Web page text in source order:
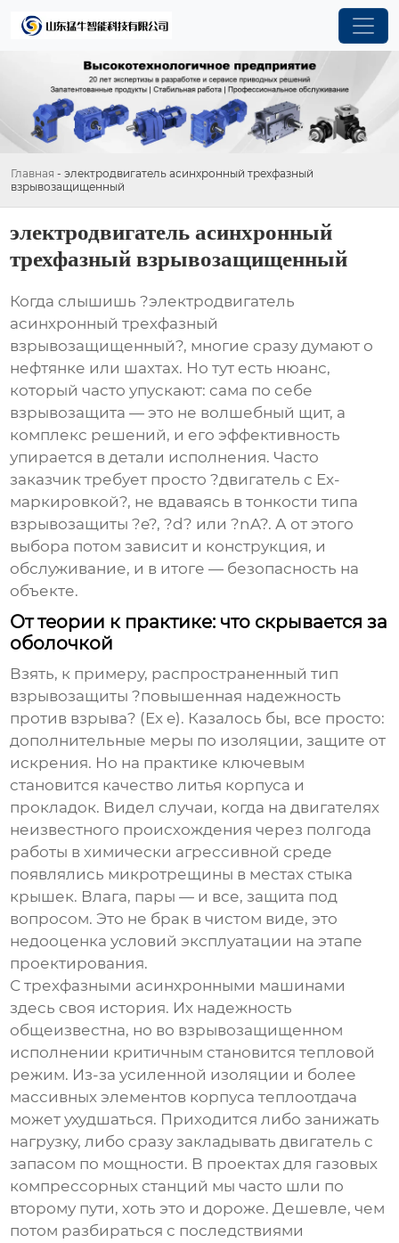
Главная - электродвигатель асинхронный трехфазный
взрывозащищенный
электродвигатель асинхронный
трехфазный взрывозащищенный
Когда слышишь ?электродвигатель
асинхронный трехфазный
взрывозащищенный?, многие сразу думают о
нефтянке или шахтах. Но тут есть нюанс,
который часто упускают: сама по себе
взрывозащита — это не волшебный щит, а
комплекс решений, и его эффективность
упирается в детали исполнения. Часто
заказчик требует просто ?двигатель с Ex-
маркировкой?, не вдаваясь в тонкости типа
взрывозащиты ?e?, ?d? или ?nA?. А от этого
выбора потом зависит и конструкция, и
обслуживание, и в итоге — безопасность на
объекте.
От теории к практике: что скрывается за
оболочкой
Взять, к примеру, распространенный тип
взрывозащиты ?повышенная надежность
против взрыва? (Ex e). Казалось бы, все просто:
дополнительные меры по изоляции, защите от
искрения. Но на практике ключевым
становится качество литья корпуса и
прокладок. Видел случаи, когда на двигателях
неизвестного происхождения через полгода
работы в химически агрессивной среде
появлялись микротрещины в местах стыка
крышек. Влага, пары — и все, защита под
вопросом. Это не брак в чистом виде, это
недооценка условий эксплуатации на этапе
проектирования.
С трехфазными асинхронными машинами
здесь своя история. Их надежность
общеизвестна, но во взрывозащищенном
исполнении критичным становится тепловой
режим. Из-за усиленной изоляции и более
массивных элементов корпуса теплоотдача
может ухудшаться. Приходится либо занижать
нагрузку, либо сразу закладывать двигатель с
запасом по мощности. В проектах для газовых
компрессорных станций мы часто шли по
второму пути, хоть это и дороже. Дешевле, чем
потом разбираться с последствиями